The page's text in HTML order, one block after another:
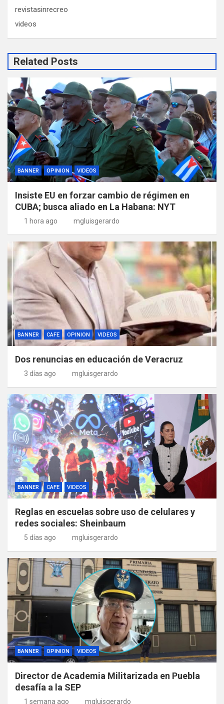
revistasinrecreo
videos
Related Posts
BANNER OPINION VIDEOS
Insiste EU en forzar cambio de régimen en
CUBA; busca aliado en La Habana: NYT
1 hora ago mgluisgerardo
BANNER CAFE OPINION VIDEOS
Dos renuncias en educación de Veracruz
3 días ago mgluisgerardo
BANNER CAFE VIDEOS
Reglas en escuelas sobre uso de celulares y
redes sociales: Sheinbaum
5 días ago mgluisgerardo
BANNER OPINION VIDEOS
Director de Academia Militarizada en Puebla
desafía a la SEP
1 semana ago mgluisgerardo